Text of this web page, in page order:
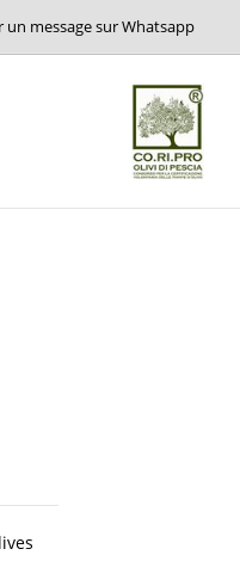
un message sur Whatsapp